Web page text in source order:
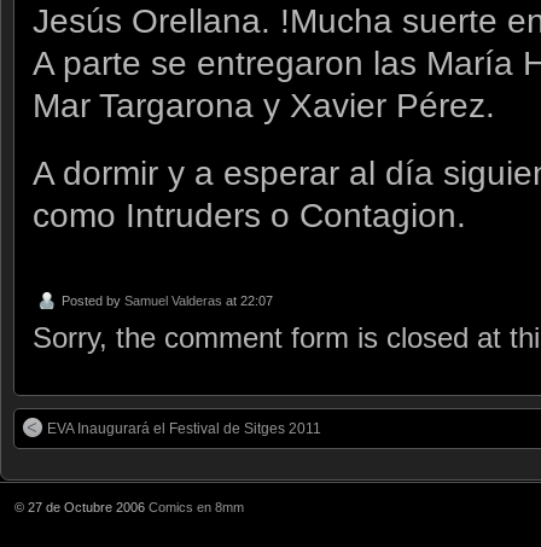
Jesús Orellana. !Mucha suerte
A parte se entregaron las María
Mar Targarona y Xavier Pérez.
A dormir y a esperar al día
como Intruders o Contagion.
Posted by Samuel Valderas at 22:07
Sorry, the comment form is closed at
EVA Inaugurará el Festival de Sitges 2011
© 27 de Octubre 2006 Comics en 8mm